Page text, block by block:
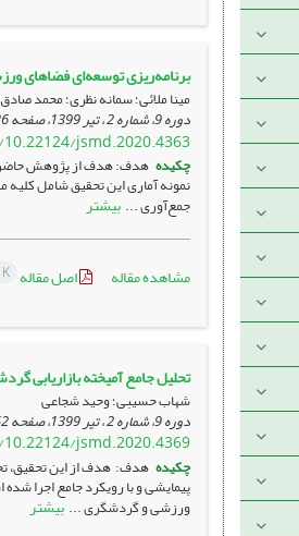
برنامه‌ریزی توسعه‌ای فضاهای
مینا ملائی؛ سمانه نظری؛ محمد
دوره 9، شماره 2 ، تیر 1399، صفحه
jsmd.2020.4363
چکیده هدف: هدف از پژوهش
جمع‌آوری ...بیشتر
مشاهده مقاله اصل مقاله
تحلیل جامع آمیخته بازاریابی
شهاب حسیبی؛ وحید شجاعی
دوره 9، شماره 2 ، تیر 1399، صفحه
jsmd.2020.4369
چکیده
ورزشی و گردشگری ...بیشتر